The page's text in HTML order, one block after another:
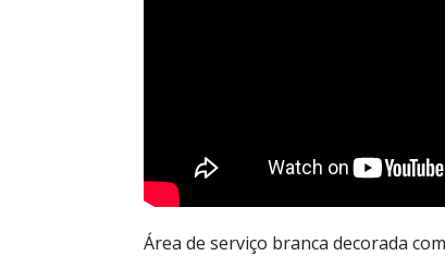
Área de serviço branca decorada